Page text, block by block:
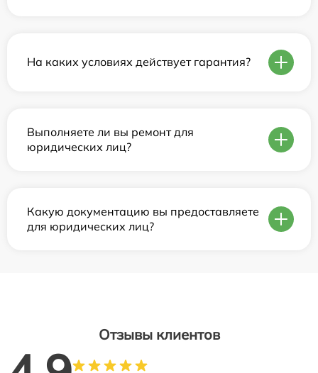
На каких условиях действует гарантия?
Выполняете ли вы ремонт для
юридических лиц?
Какую документацию вы предоставляете
для юридических лиц?
Отзывы клиентов